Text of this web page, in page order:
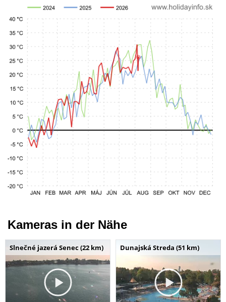
Kameras in der Nähe
Slnečné jazerá Senec (22 km) Dunajská Streda (51 km)